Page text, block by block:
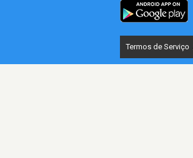
Termos de Serviço